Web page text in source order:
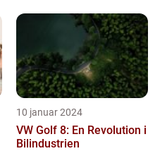
10 januar 2024
VW Golf 8: En Revolution i
Bilindustrien